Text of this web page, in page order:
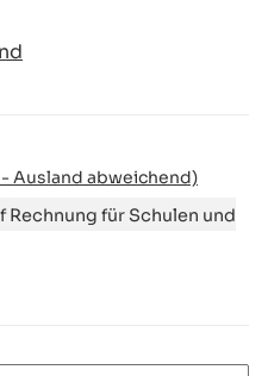
- Ausland abweichend)
Rechnung für Schulen und